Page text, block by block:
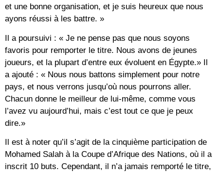
et une bonne organisation, et je suis heureux que nous
ayons réussi à les battre. »
Il a poursuivi : « Je ne pense pas que nous soyons
favoris pour remporter le titre. Nous avons de jeunes
joueurs, et la plupart d’entre eux évoluent en Égypte.» Il
a ajouté : « Nous nous battons simplement pour notre
pays, et nous verrons jusqu’où nous pourrons aller.
Chacun donne le meilleur de lui-même, comme vous
l’avez vu aujourd’hui, mais c’est tout ce que je peux
dire.»
Il est à noter qu’il s’agit de la cinquième participation de
Mohamed Salah à la Coupe d’Afrique des Nations, où il a
inscrit 10 buts. Cependant, il n’a jamais remporté le titre,